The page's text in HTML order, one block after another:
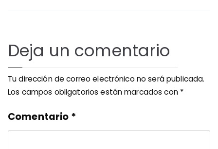
Deja un comentario
Tu dirección de correo electrónico no será publicada.
Los campos obligatorios están marcados con *
Comentario *